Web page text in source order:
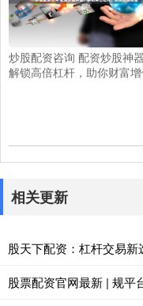
炒股配资咨询 配资炒股神器
解锁高倍杠杆，助你财富
相关更新
股天下配资：杠杆交易新
股票配资官网最新 | 规平